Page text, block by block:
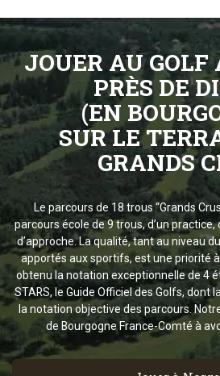
JOUER AU GOLF
PRÈS DE
(EN
SUR LE
GRANDS
Le parcours de 18 trous “Grands
parcours école de 9 trous, d’un practice,
d’approche. La qualité, tant au niveau
apportés aux sportifs, est une priorité
obtenu la notation exceptionnelle de 4
STARS, le Guide Officiel des Golfs, dont
la notation objective des parcours.
de Bourgogne France-Comté à